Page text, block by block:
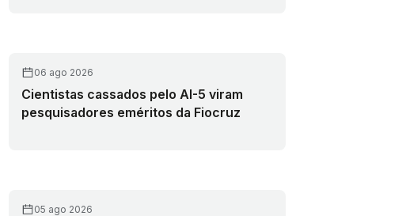
06 ago 2026
Cientistas cassados pelo AI-5 viram
pesquisadores eméritos da Fiocruz
05 ago 2026